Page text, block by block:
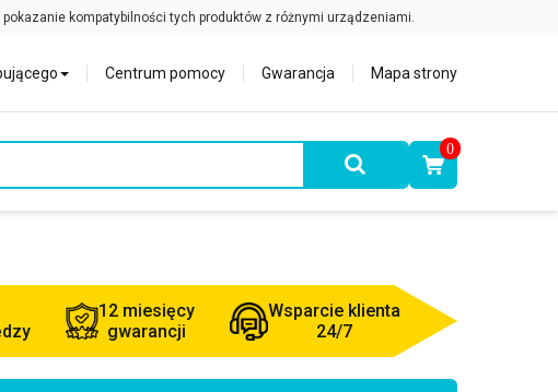
Centrum pomocy Gwarancja Mapa strony
0
12 miesięcy
gwarancji
Wsparcie klienta
24/7